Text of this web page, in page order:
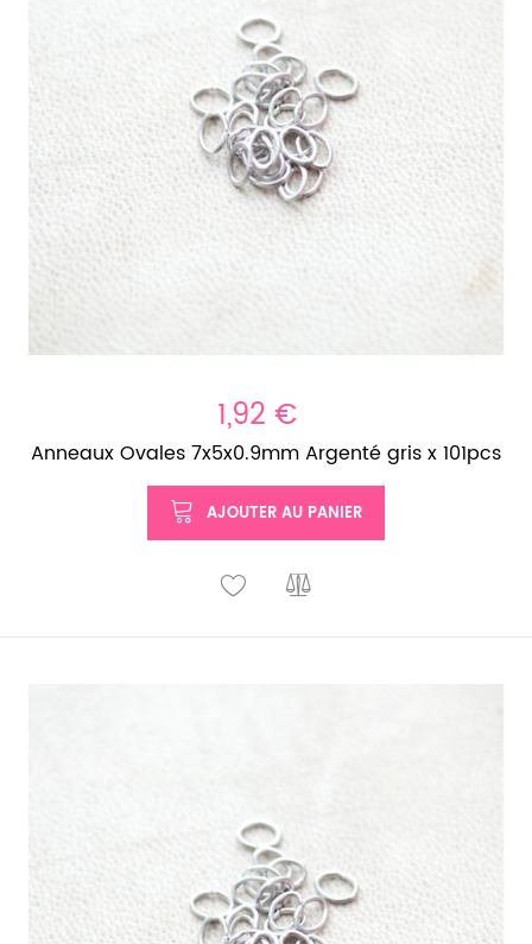
1,92 €
Anneaux Ovales 7x5x0.9mm Argenté gris x 101pcs
AJOUTER AU PANIER